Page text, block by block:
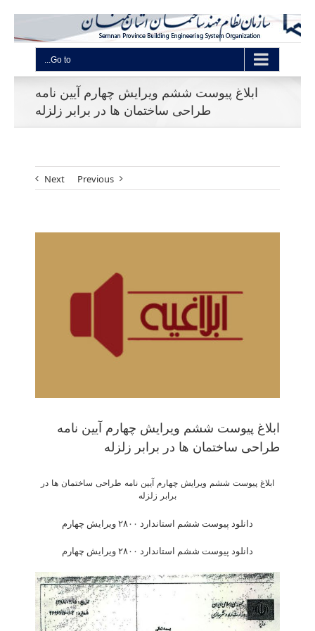
Go to...
ابلاغ پیوست ششم ویرایش چهارم آیین نامه
طراحی ساختمان ها در برابر زلزله
Previous
Next
ابلاغ پیوست ششم ویرایش چهارم آیین نامه
طراحی ساختمان ها در برابر زلزله
ابلاغ پیوست ششم ویرایش چهارم آیین نامه طراحی ساختمان ها در
برابر زلزله
دانلود پیوست ششم استاندارد ۲۸۰۰ ویرایش چهارم
دانلود پیوست ششم استاندارد ۲۸۰۰ ویرایش چهارم